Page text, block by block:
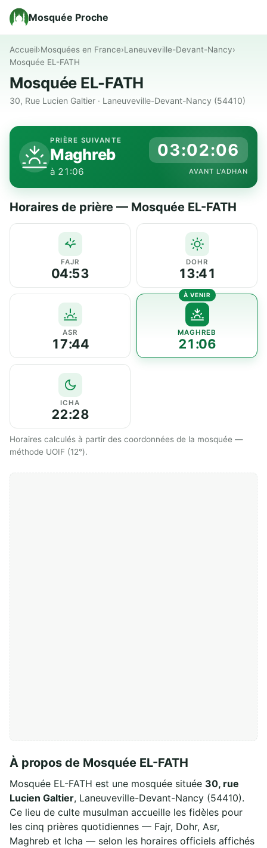
Mosquée Proche
Accueil›Mosquées en France›Laneuveville-Devant-Nancy›
Mosquée EL-FATH
Mosquée EL-FATH
30, Rue Lucien Galtier · Laneuveville-Devant-Nancy (54410)
PRIÈRE SUIVANTE
Maghreb
à 21:06
03:02:06
AVANT L'ADHAN
Horaires de prière — Mosquée EL-FATH
FAJR
04:53
DOHR
13:41
ASR
17:44
MAGHREB
21:06
ICHA
22:28
Horaires calculés à partir des coordonnées de la mosquée —
méthode UOIF (12°).
À propos de Mosquée EL-FATH
Mosquée EL-FATH est une mosquée située 30, rue
Lucien Galtier, Laneuveville-Devant-Nancy (54410).
Ce lieu de culte musulman accueille les fidèles pour
les cinq prières quotidiennes — Fajr, Dohr, Asr,
Maghreb et Icha — selon les horaires officiels affichés